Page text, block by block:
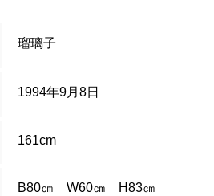
瑠璃子
1994年9月8日
161cm
B80㎝ W60㎝ H83㎝